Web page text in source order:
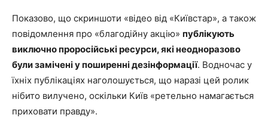
Показово, що скриншоти «відео від «Київстар», а також
повідомлення про «благодійну акцію» публікують
виключно проросійські ресурси, які неодноразово
були замічені у поширенні дезінформації. Водночас у
їхніх публікаціях наголошується, що наразі цей ролик
нібито вилучено, оскільки Київ «ретельно намагається
приховати правду».